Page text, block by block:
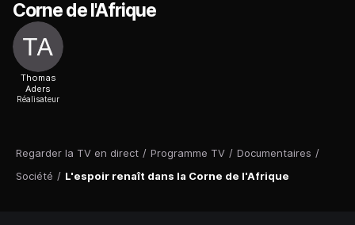
Regarder la TV en direct / Programme TV / Documentaires /
Société / L'espoir renaît dans la Corne de l'Afrique
Corne de l'Afrique
Thomas
Aders
Réalisateur